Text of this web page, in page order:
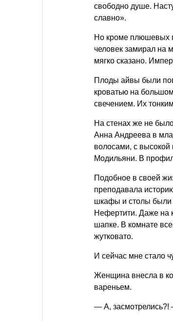
свободно душе.
славно».
Но кроме плюшевых
человек замирал на
мягко сказано.
Плоды айвы были
кроватью на
свечением. Их
На стенах же не
Анна Андреева в
волосами, с высокой
Модильяни. В
Подобное в своей
преподавала
шкафы и столы были
Нефертити. Даже на
шапке. В комнате
жутковато.
И сейчас мне стало
Женщина внесла в
вареньем.
— А,